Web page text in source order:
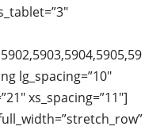
lg_spacing=”10″
xs_spacing=”11″]